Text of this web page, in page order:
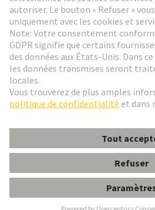
Han HC250 PE female
Social Media
France Français
© HARTING Technology Group
ContactPolitique de confidentialité
Conditions